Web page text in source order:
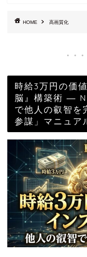
HOME 高画質化
時給3万円の価
脳』構築術 ―
で他人の叡智を
参謀」マニュア